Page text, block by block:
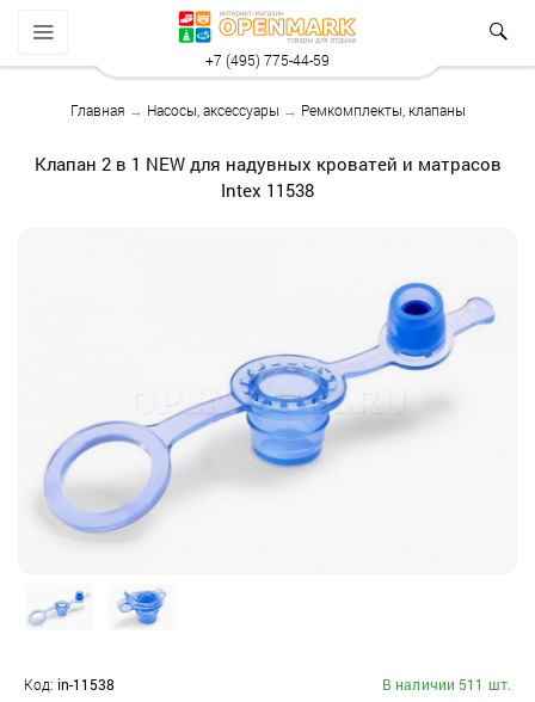
+7 (495) 775-44-59
Главная → Насосы, аксессуары → Ремкомплекты, клапаны
Клапан 2 в 1 NEW для надувных кроватей и матрасов
Intex 11538
Код: in-11538 В наличии 511 шт.